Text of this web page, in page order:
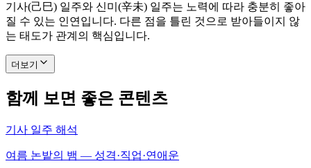
기사(己巳) 일주와 신미(辛未) 일주는 노력에 따라 충분히 좋아
질 수 있는 인연입니다. 다른 점을 틀린 것으로 받아들이지 않
는 태도가 관계의 핵심입니다.
더보기
함께 보면 좋은 콘텐츠
기사 일주 해석
여름 논밭의 뱀 — 성격·직업·연애운